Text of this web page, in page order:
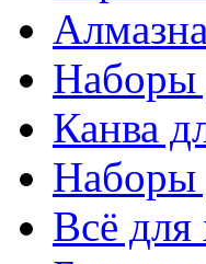
Канва
Наборы
Всё для